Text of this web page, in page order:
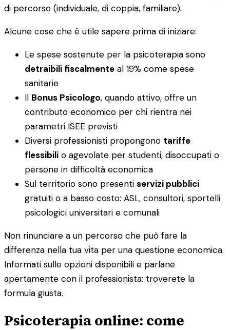
di percorso (individuale, di coppia, familiare).
Alcune cose che è utile sapere prima di iniziare:
Le spese sostenute per la psicoterapia sono
detraibili fiscalmente al 19% come spese
sanitarie
Il Bonus Psicologo, quando attivo, offre un
contributo economico per chi rientra nei
parametri ISEE previsti
Diversi professionisti propongono tariffe
flessibili o agevolate per studenti, disoccupati o
persone in difficoltà economica
Sul territorio sono presenti servizi pubblici
gratuiti o a basso costo: ASL, consultori, sportelli
psicologici universitari e comunali
Non rinunciare a un percorso che può fare la
differenza nella tua vita per una questione economica.
Informati sulle opzioni disponibili e parlane
apertamente con il professionista: troverete la
formula giusta.
Psicoterapia online: come